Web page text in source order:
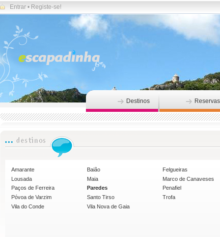
Entrar • Registe-se!
Destinos Reservas
Amarante Baião
Felgueiras
Lousada
Maia
Marco de Canaveses
Paços de Ferreira
Paredes
Penafiel
Póvoa de Varzim
Santo Tirso
Trofa
Vila do Conde
Vila Nova de Gaia